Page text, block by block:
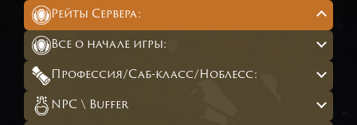
Рейты Сервера:
Все о начале игры:
Профессия/Саб-класс/Ноблесс:
NPC \ Buffer